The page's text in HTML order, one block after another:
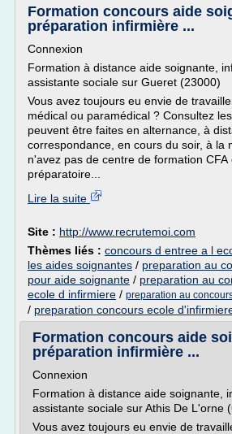
Formation concours aide
préparation infirmière ...
Connexion
Formation à distance aide soignante,
assistante sociale sur Gueret (23000)
Vous avez toujours eu envie de
médical ou paramédical ? Consultez
peuvent être faites en alternance, à
correspondance, en cours du soir, à la
n'avez pas de centre de formation CFA
préparatoire...
Lire la suite
Site : http://www.recrutemoi.com
Thèmes liés : concours d entree a l
les aides soignantes / preparation au
pour aide soignante / preparation au
ecole d infirmiere / preparation au
/ preparation concours ecole
Formation concours aide
préparation infirmière ...
Connexion
Formation à distance aide soignante,
assistante sociale sur Athis De L'orne
Vous avez toujours eu envie de